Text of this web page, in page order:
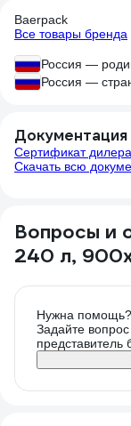
Baerpack
Все товары бренда
Россия —
Россия —
Документация
Сертификат дилера
Скачать всю
Вопросы и
240 л,
Нужна помощь?
Задайте
представитель